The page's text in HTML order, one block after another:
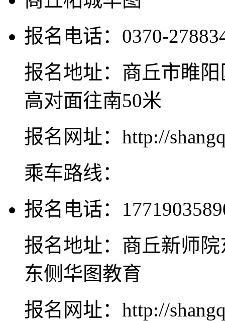
报名电话：0370-
报名地址：商丘市睢
高对面往南50米
报名网址：http://
乘车路线：
报名电话：
报名地址：商丘新师
东侧华图教育
报名网址：http://